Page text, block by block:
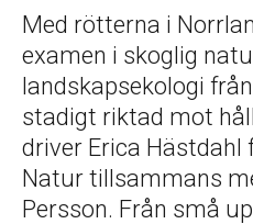
Med rötterna i
examen i skoglig
landskapsekologi
stadigt riktad mot
driver Erica Hästdahl
Natur tillsammans
Persson. Från små